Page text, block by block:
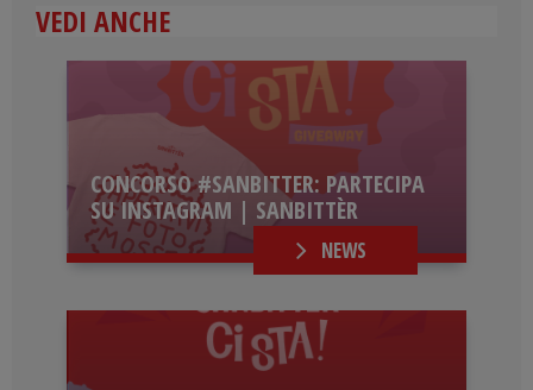
VEDI ANCHE
CONCORSO #SANBITTER: PARTECIPA
SU INSTAGRAM | SANBITTÈR
NEWS